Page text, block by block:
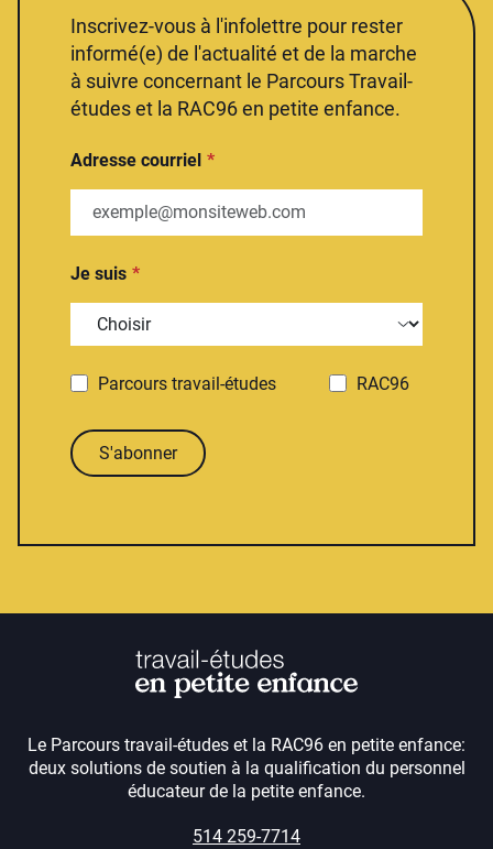
Inscrivez-vous à l'infolettre pour rester
informé(e) de l'actualité et de la marche
à suivre concernant le Parcours Travail-
études et la RAC96 en petite enfance.
Adresse courriel
Je suis
Parcours travail-études RAC96
S'abonner
Le Parcours travail-études et la RAC96 en petite enfance:
deux solutions de soutien à la qualification du personnel
éducateur de la petite enfance.
514 259-7714